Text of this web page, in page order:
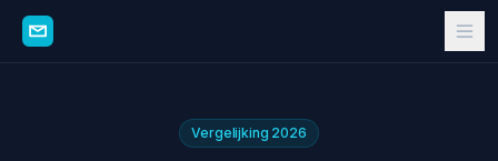
Vergelijking 2026